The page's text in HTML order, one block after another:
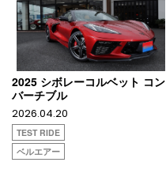
2025 シボレーコルベット コン
バーチブル
2026.04.20
TEST RIDE
ベルエアー